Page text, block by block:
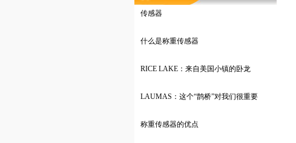
传感器
什么是称重传感器
RICE LAKE：来自美国小镇的卧龙
LAUMAS：这个“鹊桥”对我们很重要
称重传感器的优点